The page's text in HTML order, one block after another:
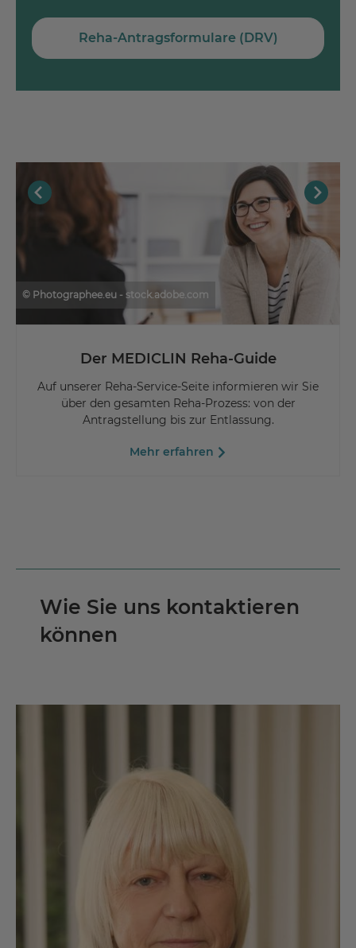
Reha-Antragsformulare (DRV)
© Photographee.eu - stock.adobe.com
Der MEDICLIN Reha-Guide
Auf unserer Reha-Service-Seite informieren wir Sie
über den gesamten Reha-Prozess: von der
Antragstellung bis zur Entlassung.
Mehr erfahren
Wie Sie uns kontaktieren
können